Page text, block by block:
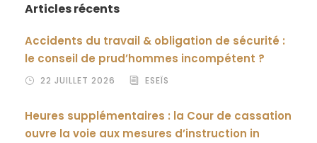
Articles récents
Accidents du travail & obligation de sécurité :
le conseil de prud’hommes incompétent ?
22 JUILLET 2026 ESEÏS
Heures supplémentaires : la Cour de cassation
ouvre la voie aux mesures d’instruction in